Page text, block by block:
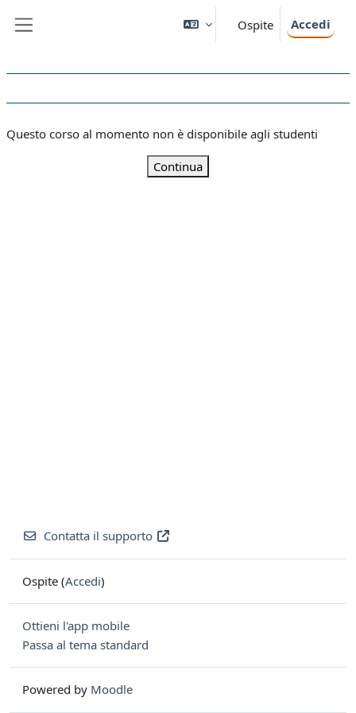
Ospite Accedi
Questo corso al momento non è disponibile agli studenti
Continua
Contatta il supporto
Ospite (Accedi)
Ottieni l'app mobile
Passa al tema standard
Powered by Moodle